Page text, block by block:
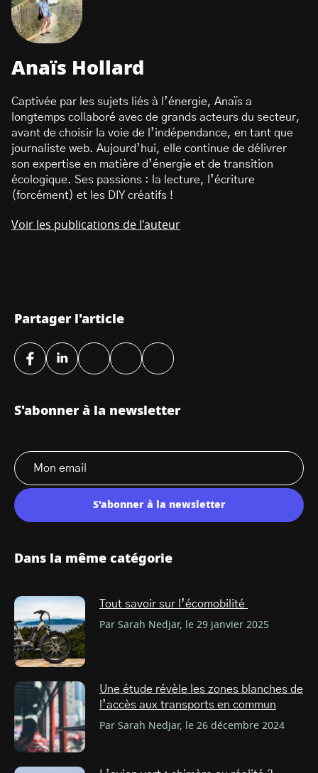
Anaïs Hollard
Captivée par les sujets liés à l’énergie, Anaïs a
longtemps collaboré avec de grands acteurs du secteur,
avant de choisir la voie de l’indépendance, en tant que
journaliste web. Aujourd’hui, elle continue de délivrer
son expertise en matière d’énergie et de transition
écologique. Ses passions : la lecture, l’écriture
(forcément) et les DIY créatifs !
Voir les publications de l'auteur
Partager l'article
S'abonner à la newsletter
S'abonner à la newsletter
Dans la même catégorie
Tout savoir sur l’écomobilité
Par Sarah Nedjar, le 29 janvier 2025
Une étude révèle les zones blanches de
l’accès aux transports en commun
Par Sarah Nedjar, le 26 décembre 2024